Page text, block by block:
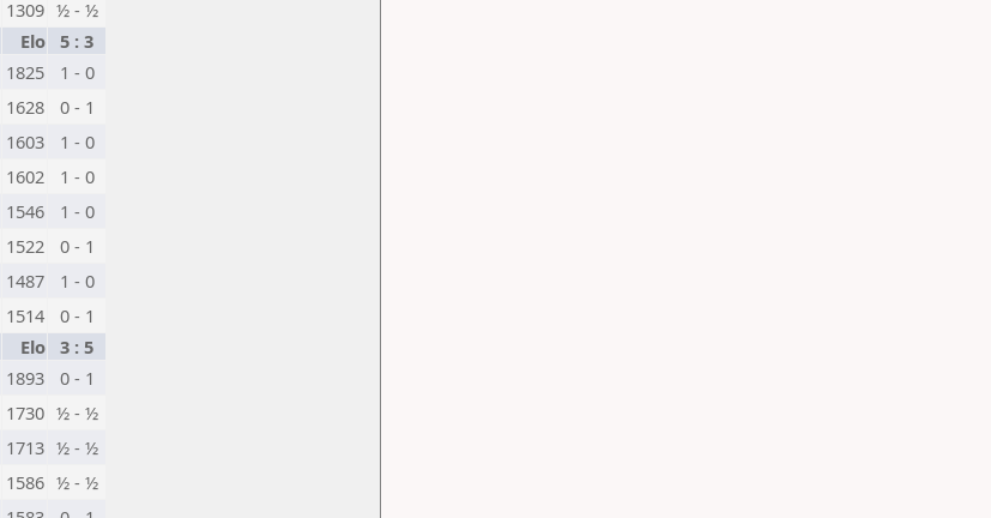
1309 ½ - ½
Elo 5 : 3
1825
1 - 0
1628
0 - 1
1603
1 - 0
1602
1 - 0
1546
1 - 0
1522
0 - 1
1487
1 - 0
1514
0 - 1
Elo 3 : 5
1893
0 - 1
1730 ½ - ½
1713 ½ - ½
1586 ½ - ½